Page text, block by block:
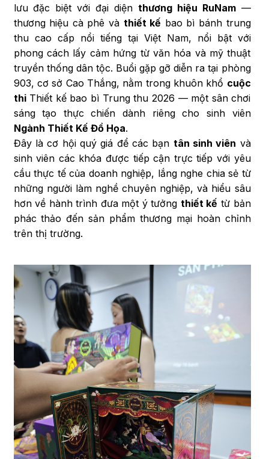
lưu đặc biệt với đại diện thương hiệu RuNam—
thương hiệu cà phê và thiết kế bao bì bánh trung
thu cao cấp nổi tiếng tại Việt Nam, nổi bật với
phong cách lấy cảm hứng từ văn hóa và mỹ thuật
truyền thống dân tộc. Buổi gặp gỡ diễn ra tại phòng
903, cơ sở Cao Thắng, nằm trong khuôn khổ cuộc
thiThiết kế bao bì Trung thu 2026 — một sân chơi
sáng tạo thực chiến dành riêng cho sinh viên
Ngành Thiết Kế Đồ Họa.
Đây là cơ hội quý giá để các bạn tân sinh viên và
sinh viên các khóa được tiếp cận trực tiếp với yêu
cầu thực tế của doanh nghiệp, lắng nghe chia sẻ từ
những người làm nghề chuyên nghiệp, và hiểu sâu
hơn về hành trình đưa một ý tưởng thiết kế từ bản
phác thảo đến sản phẩm thương mại hoàn chỉnh
trên thị trường.